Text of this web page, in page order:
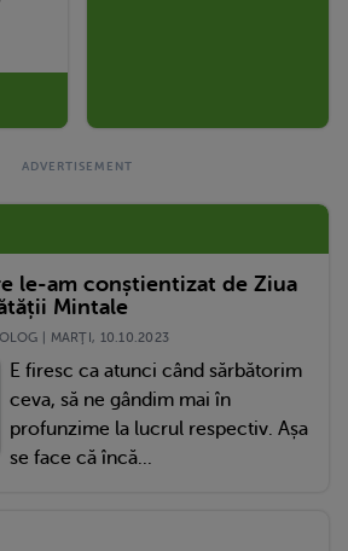
le-am conștientizat de Ziua
Mintale
| MARŢI, 10.10.2023
E firesc ca atunci când sărbătorim
ceva, să ne gândim mai în
profunzime la lucrul respectiv. Așa
se face că încă...